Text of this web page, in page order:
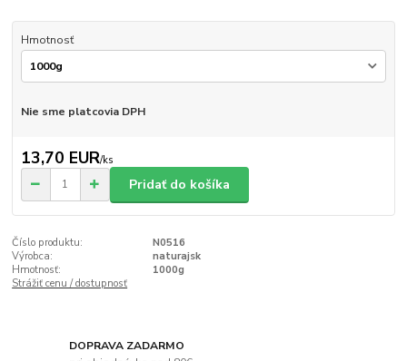
Hmotnosť
Nie sme platcovia DPH
13,70 EUR/ks
Pridať do košíka
Číslo produktu:
N0516
Výrobca:
naturajsk
Hmotnosť:
1000g
Strážiť cenu / dostupnosť
DOPRAVA ZADARMO